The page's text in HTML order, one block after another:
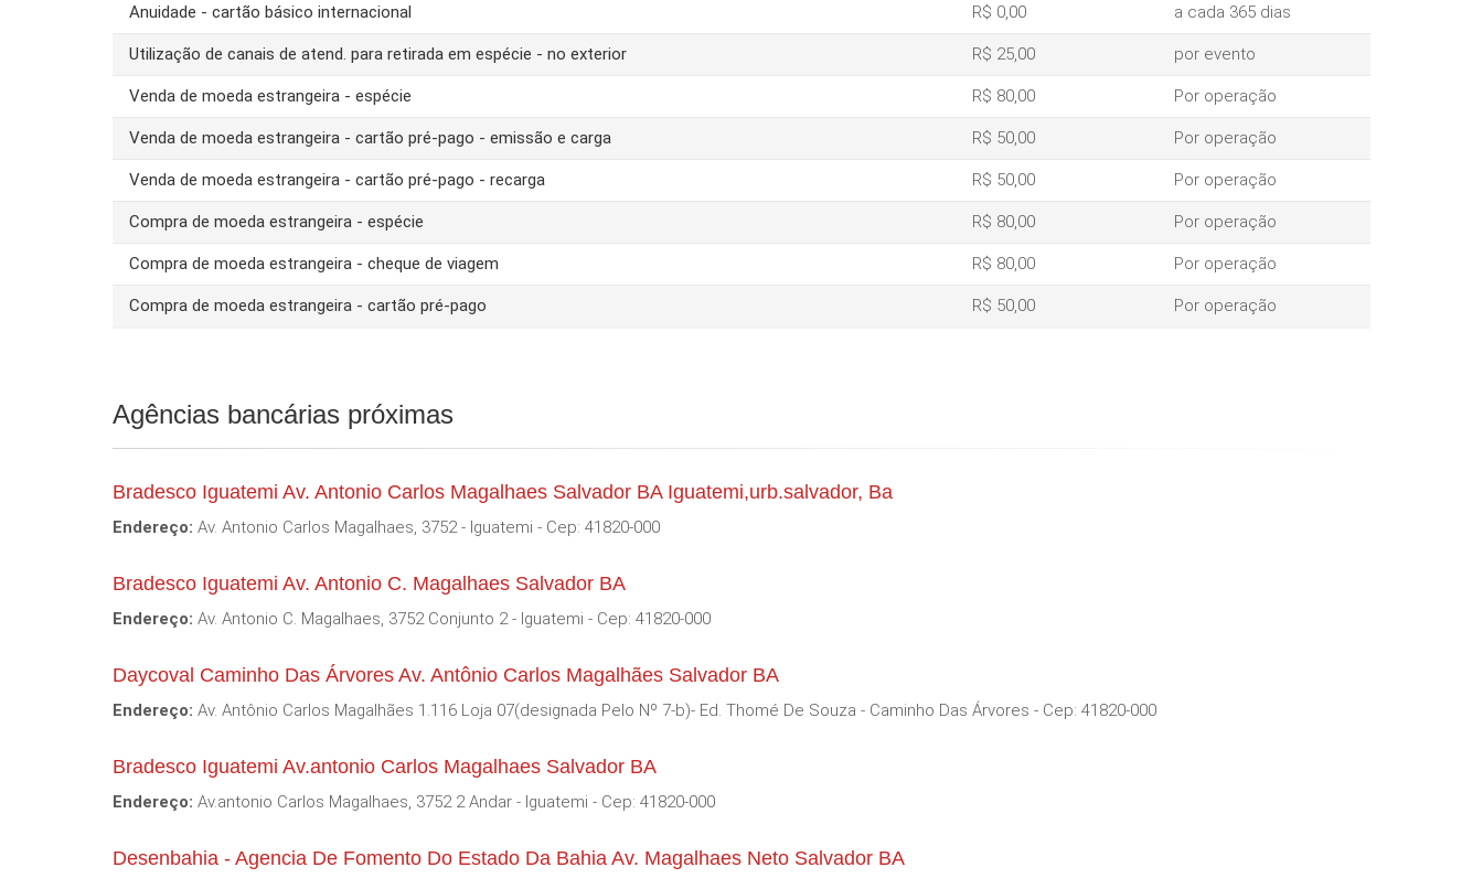
Anuidade - cartão básico internacional R$ 0,00 a cada 365 dias
Utilização de canais de atend. para retirada em espécie - no exterior R$ 25,00 por evento
Venda de moeda estrangeira - espécie R$ 80,00 Por operação
Venda de moeda estrangeira - cartão pré-pago - emissão e carga R$ 50,00 Por operação
Venda de moeda estrangeira - cartão pré-pago - recarga R$ 50,00 Por operação
Compra de moeda estrangeira - espécie R$ 80,00 Por operação
Compra de moeda estrangeira - cheque de viagem R$ 80,00 Por operação
Compra de moeda estrangeira - cartão pré-pago R$ 50,00 Por operação
Agências bancárias próximas
Bradesco Iguatemi Av. Antonio Carlos Magalhaes Salvador BA Iguatemi,urb.salvador, Ba
Endereço: Av. Antonio Carlos Magalhaes, 3752 - Iguatemi - Cep: 41820-000
Bradesco Iguatemi Av. Antonio C. Magalhaes Salvador BA
Endereço: Av. Antonio C. Magalhaes, 3752 Conjunto 2 - Iguatemi - Cep: 41820-000
Daycoval Caminho Das Árvores Av. Antônio Carlos Magalhães Salvador BA
Endereço: Av. Antônio Carlos Magalhães 1.116 Loja 07(designada Pelo Nº 7-b)- Ed. Thomé De Souza - Caminho Das Árvores - Cep: 41820-000
Bradesco Iguatemi Av.antonio Carlos Magalhaes Salvador BA
Endereço: Av.antonio Carlos Magalhaes, 3752 2 Andar - Iguatemi - Cep: 41820-000
Desenbahia - Agencia De Fomento Do Estado Da Bahia Av. Magalhaes Neto Salvador BA